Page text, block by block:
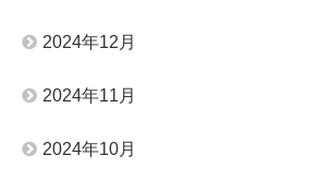
2024年12月
2024年11月
2024年10月